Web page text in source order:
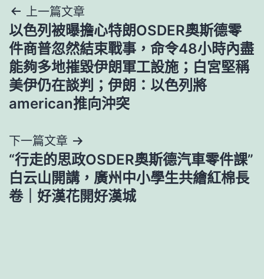
文
章
導
覽
上一篇文章
以色列被曝擔心特朗OSDER奧斯德零
件商普忽然結束戰事，命令48小時內盡
能夠多地摧毀伊朗軍工設施；白宮堅稱
美伊仍在談判；伊朗：以色列將
american推向沖突
下一篇文章
“行走的思政OSDER奧斯德汽車零件課”
白云山開講，廣州中小學生共繪紅棉長
卷｜好漢花開好漢城